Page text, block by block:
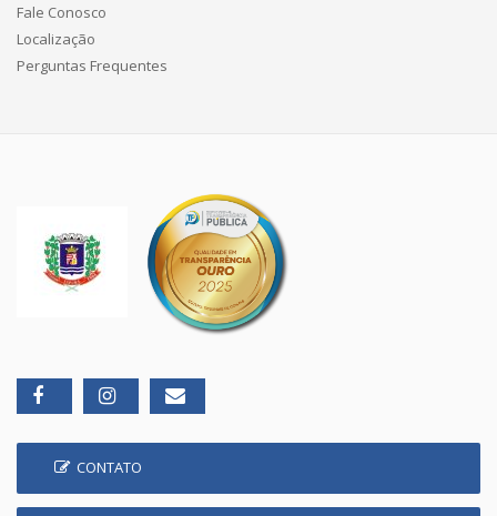
Fale Conosco
Localização
Perguntas Frequentes
CONTATO